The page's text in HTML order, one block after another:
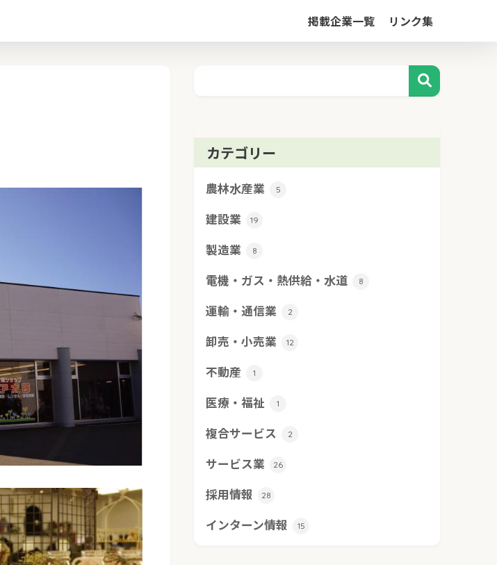
掲載企業一覧 リンク集
カテゴリー
農林水産業 5
建設業 19
製造業 8
電機・ガス・熱供給・水道 8
運輸・通信業 2
卸売・小売業 12
不動産 1
医療・福祉 1
複合サービス 2
サービス業 26
採用情報 28
インターン情報 15